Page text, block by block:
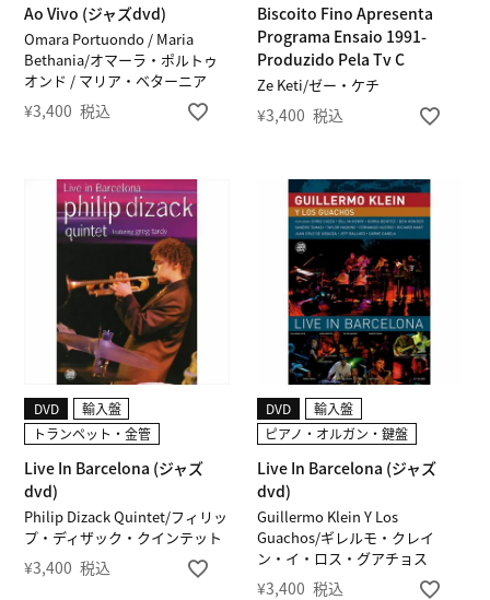
Omara Portuondo / Maria
Bethania/オマーラ・ポルトゥ
オンド / マリア・ベターニア
Ao Vivo (ジャズdvd)
¥3,400 税込
Ze Keti/ゼー・ケチ
Biscoito Fino Apresenta
Programa Ensaio 1991-
Produzido Pela Tv C
¥3,400 税込
Philip Dizack Quintet/フィリッ
プ・ディザック・クインテット
Live In Barcelona (ジャズ
dvd)
DVD
輸入盤
トランペット・金管
¥3,400 税込
Guillermo Klein Y Los
Guachos/ギレルモ・クレイ
ン・イ・ロス・グアチョス
Live In Barcelona (ジャズ
dvd)
DVD
輸入盤
ピアノ・オルガン・鍵盤
¥3,400 税込